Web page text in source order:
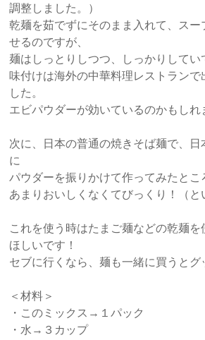
調整しました。）
乾麺を茹でずにそのまま入れて、スー
せるのですが、
麺はしっとりしつつ、しっかりしてい
味付けは海外の中華料理レストラン
した。
エビパウダーが効いているのかもしれ
次に、日本の普通の焼きそば麺で、日
に
パウダーを振りかけて作ってみたとこ
あまりおいしくなくてびっくり！（と
これを使う時はたまご麺などの乾麺を
ほしいです！
セブに行くなら、麺も一緒に買うとグ
＜材料＞
・このミックス→１パック
・水→３カップ